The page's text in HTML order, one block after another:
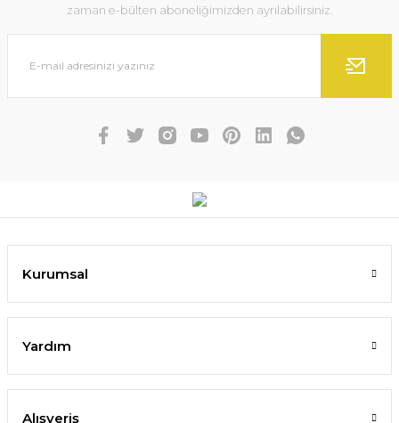
zaman e-bülten aboneliğimizden ayrılabilirsiniz.
Kurumsal
Yardım
Alışveriş